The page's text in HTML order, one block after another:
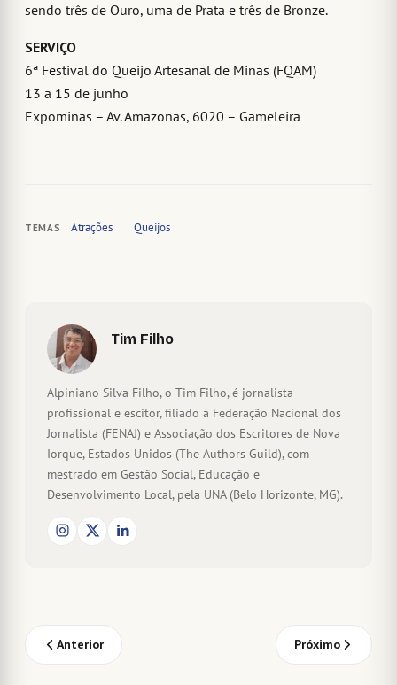
sendo três de Ouro, uma de Prata e três de Bronze.
SERVIÇO
6ª Festival do Queijo Artesanal de Minas (FQAM)
13 a 15 de junho
Expominas – Av. Amazonas, 6020 – Gameleira
TEMAS Atrações Queijos
Tim Filho
Alpiniano Silva Filho, o Tim Filho, é jornalista
profissional e escitor, filiado à Federação Nacional dos
Jornalista (FENAJ) e Associação dos Escritores de Nova
Iorque, Estados Unidos (The Authors Guild), com
mestrado em Gestão Social, Educação e
Desenvolvimento Local, pela UNA (Belo Horizonte, MG).
Anterior Próximo